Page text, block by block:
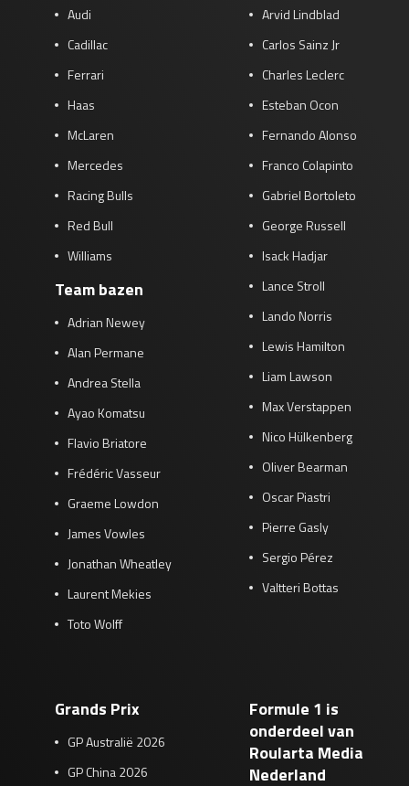
Audi
Cadillac
Ferrari
Haas
McLaren
Mercedes
Racing Bulls
Red Bull
Williams
Team bazen
Adrian Newey
Alan Permane
Andrea Stella
Ayao Komatsu
Flavio Briatore
Frédéric Vasseur
Graeme Lowdon
James Vowles
Jonathan Wheatley
Laurent Mekies
Toto Wolff
Arvid Lindblad
Carlos Sainz Jr
Charles Leclerc
Esteban Ocon
Fernando Alonso
Franco Colapinto
Gabriel Bortoleto
George Russell
Isack Hadjar
Lance Stroll
Lando Norris
Lewis Hamilton
Liam Lawson
Max Verstappen
Nico Hülkenberg
Oliver Bearman
Oscar Piastri
Pierre Gasly
Sergio Pérez
Valtteri Bottas
Grands Prix
GP Australië 2026
GP China 2026
Formule 1 is
onderdeel van
Roularta Media
Nederland